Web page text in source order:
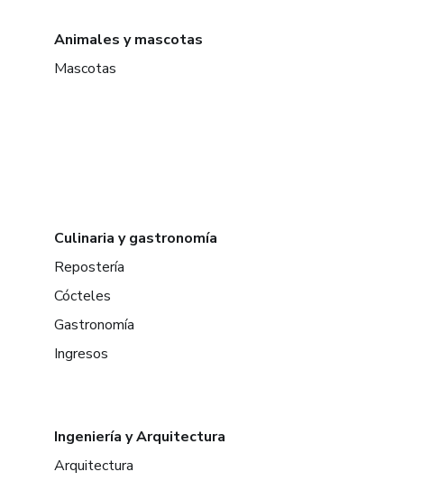
Animales y mascotas
Mascotas
Culinaria y gastronomía
Repostería
Cócteles
Gastronomía
Ingresos
Ingeniería y Arquitectura
Arquitectura